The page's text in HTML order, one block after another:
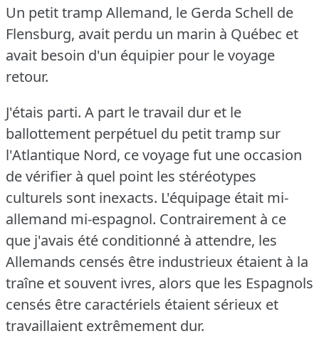
Un petit tramp Allemand, le Gerda Schell de
Flensburg, avait perdu un marin à Québec et
avait besoin d'un équipier pour le voyage
retour.
J'étais parti. A part le travail dur et le
ballottement perpétuel du petit tramp sur
l'Atlantique Nord, ce voyage fut une occasion
de vérifier à quel point les stéréotypes
culturels sont inexacts. L'équipage était mi-
allemand mi-espagnol. Contrairement à ce
que j'avais été conditionné à attendre, les
Allemands censés être industrieux étaient à la
traîne et souvent ivres, alors que les Espagnols
censés être caractériels étaient sérieux et
travaillaient extrêmement dur.